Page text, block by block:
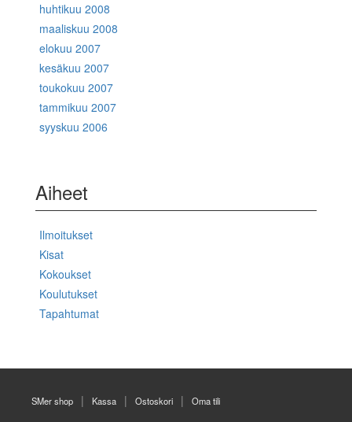
huhtikuu 2008
maaliskuu 2008
elokuu 2007
kesäkuu 2007
toukokuu 2007
tammikuu 2007
syyskuu 2006
Aiheet
Ilmoitukset
Kisat
Kokoukset
Koulutukset
Tapahtumat
SMer shop Kassa Ostoskori Oma tili